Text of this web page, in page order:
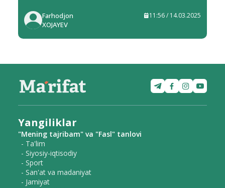
Farhodjon
XOJAYEV
11:56 / 14.03.2025
Yangiliklar
"Mening tajribam" va "Fasl" tanlovi
- Ta'lim
- Siyosiy-iqtisodiy
- Sport
- San'at va madaniyat
- Jamiyat